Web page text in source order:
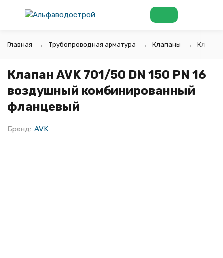
Главная Трубопроводная арматура Клапаны
Клапан AVK 701/50 DN 150 PN 16
воздушный комбинированный
фланцевый
Бренд: AVK